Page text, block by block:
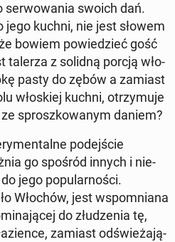
ser­wo­wa­nia swoich dań.
jego kuchni, nie jest słowem
bowiem po­wie­dzieć gość
talerza z solidną porcją wło­
pasty do zębów a zamiast
wło­skiej kuchni, otrzy­mu­je
sprosz­ko­wa­nym daniem?
po­dej­ście
go spośród innych i nie­
jego po­pu­lar­no­ści.
Włochów, jest wspo­mnia­na
do złu­dze­nia tę,
zamiast od­świe­ża­ją­